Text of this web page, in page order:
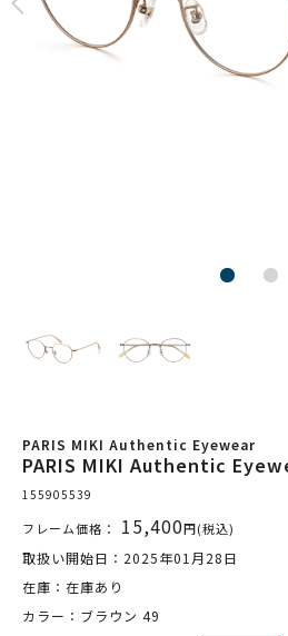
PARIS MIKI Authentic Eyewear
PARIS MIKI Authentic
155905539
フレーム価格： 15,400円(税込)
取扱い開始日：2025年01月28日
在庫：在庫あり
カラー：ブラウン 49